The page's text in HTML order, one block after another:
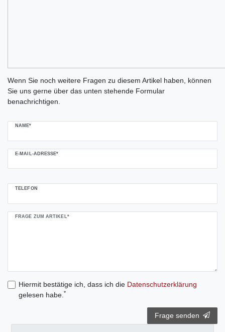
Wenn Sie noch weitere Fragen zu diesem Artikel haben, können
Sie uns gerne über das unten stehende Formular
benachrichtigen.
NAME*
E-MAIL-ADRESSE*
TELEFON
FRAGE ZUM ARTIKEL*
Hiermit bestätige ich, dass ich die Daten­schutz­erklärung
gelesen habe. *
Frage senden